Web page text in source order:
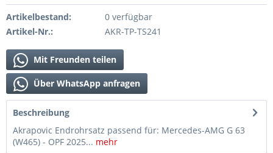
Artikelbestand:
0 verfügbar
Artikel-Nr.:
AKR-TP-TS241
Mit Freunden teilen
Über WhatsApp anfragen
Beschreibung
Akrapovic Endrohrsatz passend für: Mercedes-AMG G 63
(W465) - OPF 2025... mehr